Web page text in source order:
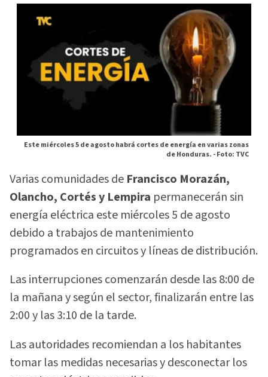
Este miércoles 5 de agosto habrá cortes de energía en varias zonas
de Honduras. -Foto: TVC
Varias comunidades de Francisco Morazán,
Olancho, Cortés y Lempira permanecerán sin
energía eléctrica este miércoles 5 de agosto
debido a trabajos de mantenimiento
programados en circuitos y líneas de distribución.
Las interrupciones comenzarán desde las 8:00 de
la mañana y según el sector, finalizarán entre las
2:00 y las 3:10 de la tarde.
Las autoridades recomiendan a los habitantes
tomar las medidas necesarias y desconectar los